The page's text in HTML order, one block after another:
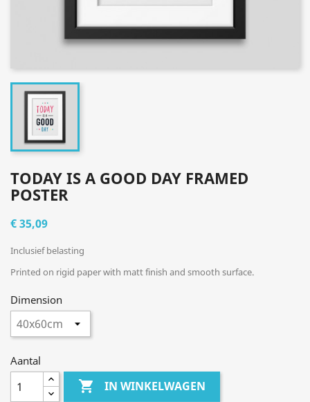
TODAY IS A GOOD DAY FRAMED
POSTER
€ 35,09
Inclusief belasting
Printed on rigid paper with matt finish and smooth surface.
Dimension
Aantal
 IN WINKELWAGEN